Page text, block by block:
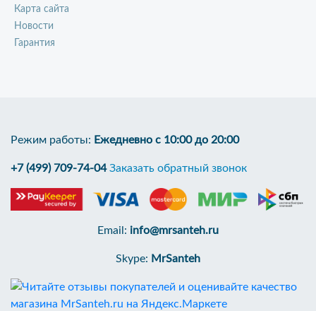
Карта сайта
Новости
Гарантия
Режим работы: Ежедневно с 10:00 до 20:00
+7 (499) 709-74-04 Заказать обратный звонок
Email: info@mrsanteh.ru
Skype: MrSanteh